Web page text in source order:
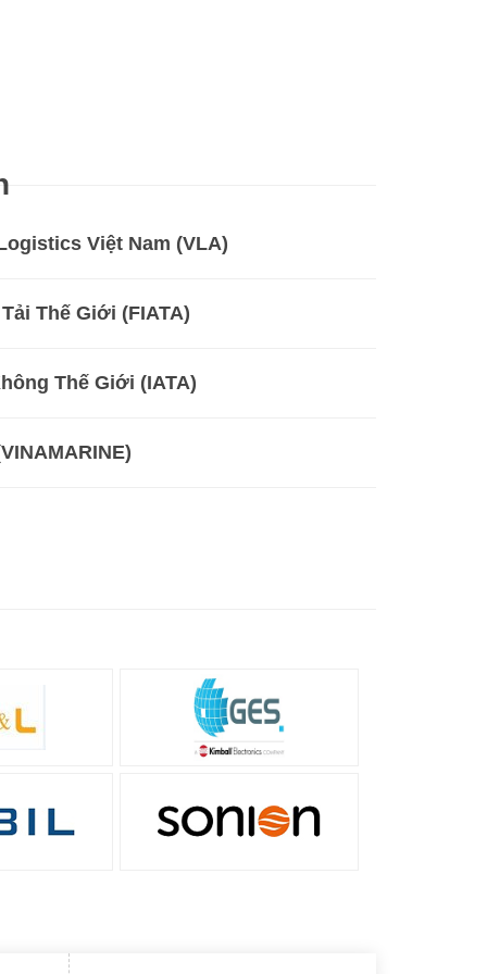
Việt Nam (VLA)
Thế Giới (FIATA)
Thế Giới (IATA)